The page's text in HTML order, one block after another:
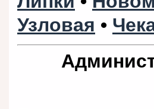
Узловая •